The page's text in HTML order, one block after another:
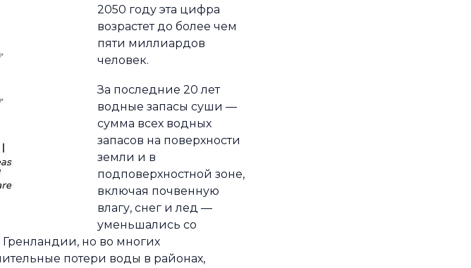
2050 году эта цифра
возрастет до более чем
пяти миллиардов
человек.
За последние 20 лет
водные запасы суши —
сумма всех водных
запасов на поверхности
земли и в
подповерхностной зоне,
включая почвенную
влагу, снег и лед —
уменьшались со
но во многих
потери воды в районах,